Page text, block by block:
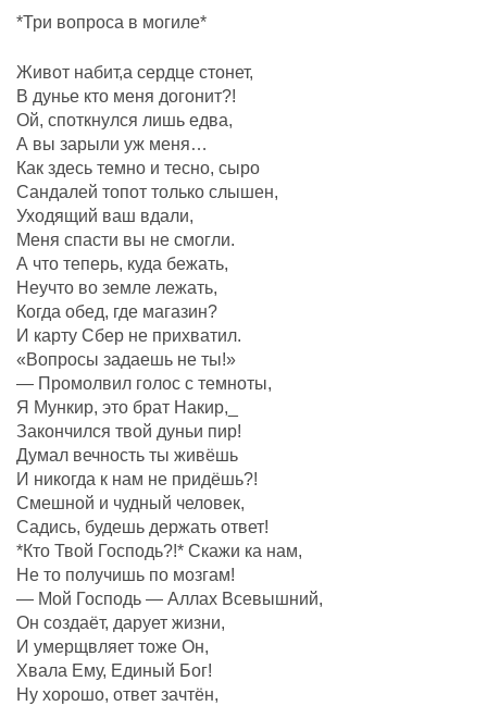
*Три вопроса в могиле*
Живот набит,а сердце стонет,
В дунье кто меня догонит?!
Ой, споткнулся лишь едва,
А вы зарыли уж меня…
Как здесь темно и тесно, сыро
Сандалей топот только слышен,
Уходящий ваш вдали,
Меня спасти вы не смогли.
А что теперь, куда бежать,
Неучто во земле лежать,
Когда обед, где магазин?
И карту Сбер не прихватил.
«Вопросы задаешь не ты!»
— Промолвил голос с темноты,
Я Мункир, это брат Накир,_
Закончился твой дуньи пир!
Думал вечность ты живёшь
И никогда к нам не придёшь?!
Смешной и чудный человек,
Садись, будешь держать ответ!
*Кто Твой Господь?!* Скажи ка нам,
Не то получишь по мозгам!
— Мой Господь — Аллах Всевышний,
Он создаëт, дарует жизни,
И умерщвляет тоже Он,
Хвала Ему, Единый Бог!
Ну хорошо, ответ зачтëн,